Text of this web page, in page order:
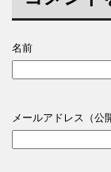
名前
メールアドレス（公